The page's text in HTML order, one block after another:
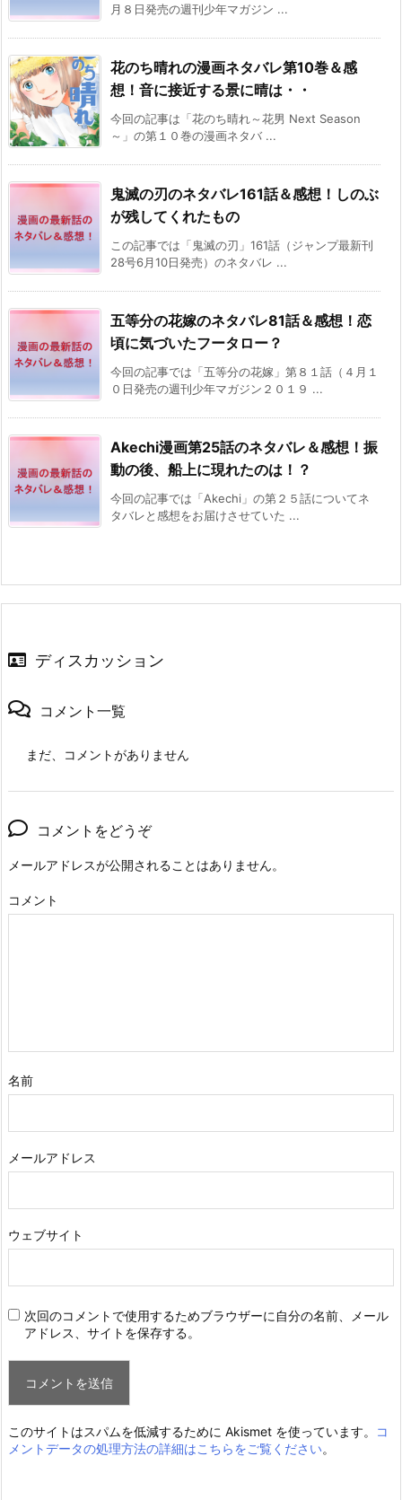
月８日発売の週刊少年マガジン ...
花のち晴れの漫画ネタバレ第10巻＆感
想！音に接近する景に晴は・・
今回の記事は「花のち晴れ～花男 Next Season
～」の第１０巻の漫画ネタバ ...
鬼滅の刃のネタバレ161話＆感想！しのぶ
が残してくれたもの
この記事では「鬼滅の刃」161話（ジャンプ最新刊
28号6月10日発売）のネタバレ ...
五等分の花嫁のネタバレ81話＆感想！恋
頃に気づいたフータロー？
今回の記事では「五等分の花嫁」第８１話（４月１
０日発売の週刊少年マガジン２０１９ ...
Akechi漫画第25話のネタバレ＆感想！振
動の後、船上に現れたのは！？
今回の記事では「Akechi」の第２５話についてネ
タバレと感想をお届けさせていた ...
ディスカッション
コメント一覧
まだ、コメントがありません
コメントをどうぞ
メールアドレスが公開されることはありません。
コメント
名前
メールアドレス
ウェブサイト
次回のコメントで使用するためブラウザーに自分の名前、メール
アドレス、サイトを保存する。
このサイトはスパムを低減するために Akismet を使っています。
コ
メントデータの処理方法の詳細はこちらをご覧ください。